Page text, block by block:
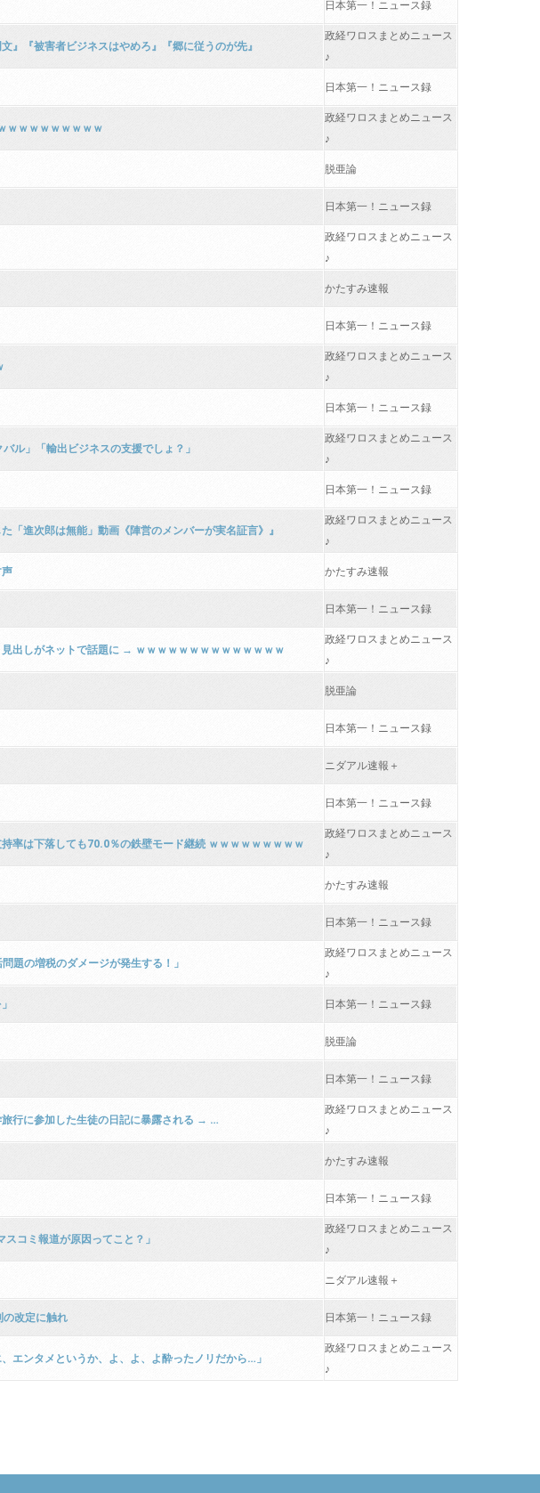
日本第一！ニュース録
』『被害者ビジネスはやめろ』『郷に従うのが先』
政経ワロスまとめニュース
♪
日本第一！ニュース録
ｗｗｗｗｗｗｗｗｗ
政経ワロスまとめニュース
♪
脱亜論
日本第一！ニュース録
政経ワロスまとめニュース
♪
かたすみ速報
日本第一！ニュース録
政経ワロスまとめニュース
♪
日本第一！ニュース録
ル」「輸出ビジネスの支援でしょ？」
政経ワロスまとめニュース
♪
日本第一！ニュース録
「進次郎は無能」動画《陣営のメンバーが実名証言》』
政経ワロスまとめニュース
♪
かたすみ速報
日本第一！ニュース録
出しがネットで話題に → ｗｗｗｗｗｗｗｗｗｗｗｗｗｗ
政経ワロスまとめニュース
♪
脱亜論
日本第一！ニュース録
ニダアル速報＋
日本第一！ニュース録
率は下落しても70.0％の鉄壁モード継続 ｗｗｗｗｗｗｗｗｗ
政経ワロスまとめニュース
♪
かたすみ速報
日本第一！ニュース録
題の増税のダメージが発生する！」
政経ワロスまとめニュース
♪
日本第一！ニュース録
脱亜論
日本第一！ニュース録
旅行に参加した生徒の日記に暴露される → …
政経ワロスまとめニュース
♪
かたすみ速報
日本第一！ニュース録
コミ報道が原因ってこと？」
政経ワロスまとめニュース
♪
ニダアル速報＋
改定に触れ 日本第一！ニュース録
エンタメというか、よ、よ、よ酔ったノリだから…」
政経ワロスまとめニュース
♪